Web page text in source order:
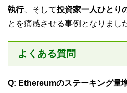
執行、そして投資家一人ひとり
とを痛感させる事例となりまし
よくある質問
Q: Ethereumのステーキング量